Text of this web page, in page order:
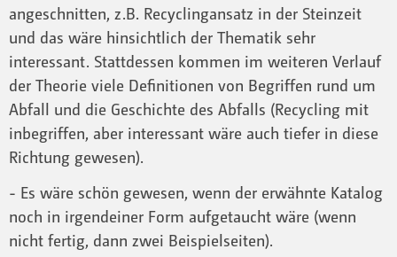
angeschnitten, z.B. Recyclingansatz in der Steinzeit
und das wäre hinsichtlich der Thematik sehr
interessant. Stattdessen kommen im weiteren Verlauf
der Theorie viele Definitionen von Begriffen rund um
Abfall und die Geschichte des Abfalls (Recycling mit
inbegriffen, aber interessant wäre auch tiefer in diese
Richtung gewesen).
- Es wäre schön gewesen, wenn der erwähnte Katalog
noch in irgendeiner Form aufgetaucht wäre (wenn
nicht fertig, dann zwei Beispielseiten).